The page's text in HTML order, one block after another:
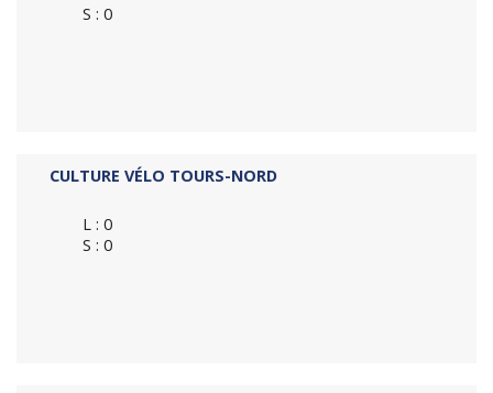
S : 0
CULTURE VÉLO TOURS-NORD
L : 0
S : 0